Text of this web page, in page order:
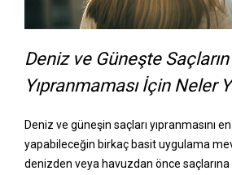
Deniz ve Güneşte Saçların
Yıpranmaması İçin Neler
Deniz ve güneşin saçları yıpranmasını
yapabileceğin birkaç basit uygulama
denizden veya havuzdan önce